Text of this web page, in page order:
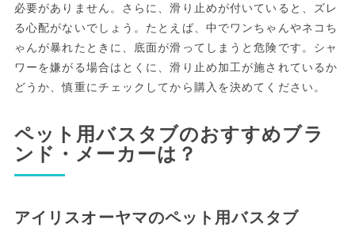
必要がありません。さらに、滑り止めが付いていると、ズレ
る心配がないでしょう。たとえば、中でワンちゃんやネコち
ゃんが暴れたときに、底面が滑ってしまうと危険です。シャ
ワーを嫌がる場合はとくに、滑り止め加工が施されているか
どうか、慎重にチェックしてから購入を決めてください。
ペット用バスタブのおすすめブラ
ンド・メーカーは？
アイリスオーヤマのペット用バスタブ